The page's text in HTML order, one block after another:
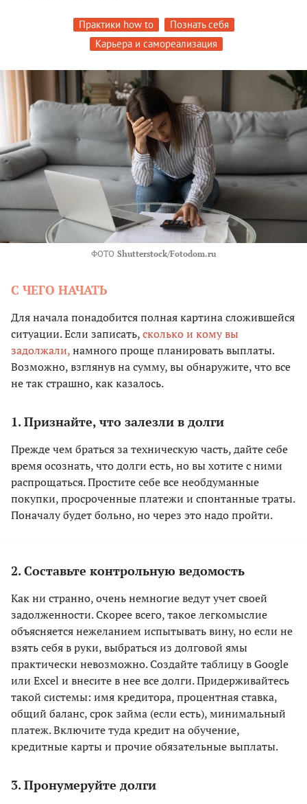
Практики how to
Познать себя
Карьера и самореализация
ФОТО Shutterstock/Fotodom.ru
С ЧЕГО НАЧАТЬ
Для начала понадобится полная картина сложившейся
ситуации. Если записать,сколько и кому вы
задолжали,намного проще планировать выплаты.
Возможно, взглянув на сумму, вы обнаружите, что все
не так страшно, как казалось.
1. Признайте, что залезли в долги
Прежде чем браться за техническую часть, дайте себе
время осознать, что долги есть, но вы хотите с ними
распрощаться. Простите себе все необдуманные
покупки, просроченные платежи и спонтанные траты.
Поначалу будет больно, но через это надо пройти.
2. Составьте контрольную ведомость
Как ни странно, очень немногие ведут учет своей
задолженности. Скорее всего, такое легкомыслие
объясняется нежеланием испытывать вину, но если не
взять себя в руки, выбраться из долговой ямы
практически невозможно. Создайте таблицу в Google
или Excel и внесите в нее все долги. Придерживайтесь
такой системы: имя кредитора, процентная ставка,
общий баланс, срок займа (если есть), минимальный
платеж. Включите туда кредит на обучение,
кредитные карты и прочие обязательные выплаты.
3. Пронумеруйте долги